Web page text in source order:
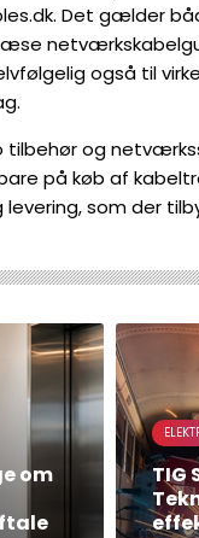
Det gælder
også til
tilbehør og
på køb af
som der
om
TIG